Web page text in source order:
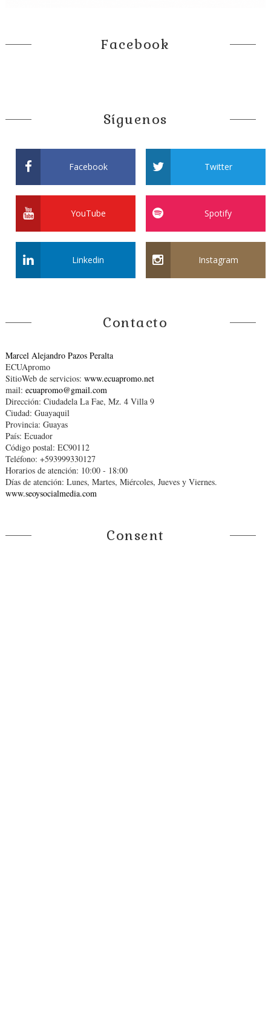
Facebook
Síguenos
Facebook Twitter
YouTube Spotify
Linkedin Instagram
Contacto
Marcel Alejandro Pazos Peralta
ECUApromo
SitioWeb de servicios: www.ecuapromo.net
mail: ecuapromo@gmail.com
Dirección: Ciudadela La Fae, Mz. 4 Villa 9
Ciudad: Guayaquil
Provincia: Guayas
País: Ecuador
Código postal: EC90112
Teléfono: +593999330127
Horarios de atención: 10:00 - 18:00
Días de atención: Lunes, Martes, Miércoles, Jueves y Viernes.
www.seoysocialmedia.com
Consent